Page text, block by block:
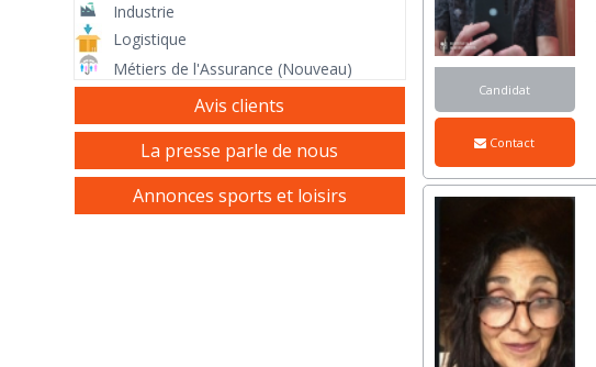
Candidat
Contact
Industrie
Logistique
Métiers de l'Assurance (Nouveau)
Avis clients
La presse parle de nous
Annonces sports et loisirs